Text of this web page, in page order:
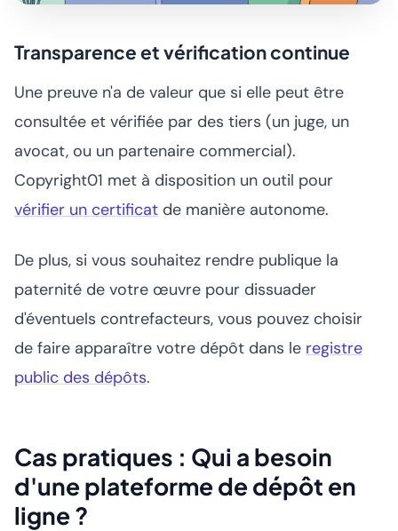
Transparence et vérification continue
Une preuve n'a de valeur que si elle peut être
consultée et vérifiée par des tiers (un juge, un
avocat, ou un partenaire commercial).
Copyright01 met à disposition un outil pour
vérifier un certificat de manière autonome.
De plus, si vous souhaitez rendre publique la
paternité de votre œuvre pour dissuader
d'éventuels contrefacteurs, vous pouvez choisir
de faire apparaître votre dépôt dans le registre
public des dépôts.
Cas pratiques : Qui a besoin
d'une plateforme de dépôt en
ligne ?